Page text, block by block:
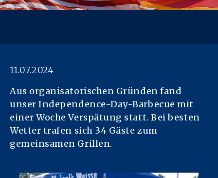
11.07.2024
Aus organisatorischen Gründen fand
unser Independence-Day-Barbecue mit
einer Woche Verspätung statt. Bei besten
Wetter trafen sich 34 Gäste zum
gemeinsamen Grillen.